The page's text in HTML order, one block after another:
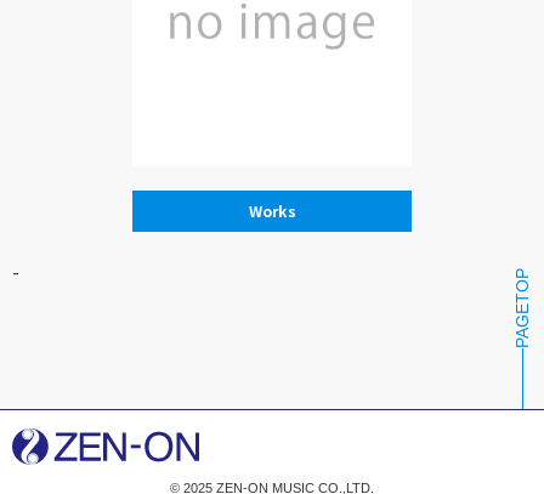
Works
- PAGETOP
© 2025 ZEN-ON MUSIC CO.,LTD.